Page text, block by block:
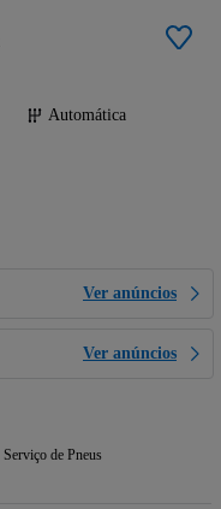
Automática
Ver anúncios
Ver anúncios
Serviço de Pneus